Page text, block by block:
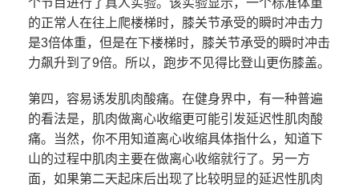
个节目进行了真人实验。该实验显示，一个标准体重
的正常人在往上爬楼梯时，膝关节承受的瞬时冲击力
是3倍体重，但是在下楼梯时，膝关节承受的瞬时冲击
力飙升到了9倍。所以，跑步不见得比登山更伤膝盖。
第四，容易诱发肌肉酸痛。在健身界中，有一种普遍
的看法是，肌肉做离心收缩更可能引发延迟性肌肉酸
痛。当然，你不用知道离心收缩具体指什么，知道下
山的过程中肌肉主要在做离心收缩就行了。另一方
面，如果第二天起床后出现了比较明显的延迟性肌肉